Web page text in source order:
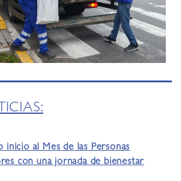
inicio al Mes de las Personas
con una jornada de bienestar